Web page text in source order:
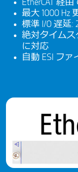
EtherCAT 経
最大 1000 Hz
標準 I/O 遅延:
絶対タイムス
に対応
自動 ESI ファ